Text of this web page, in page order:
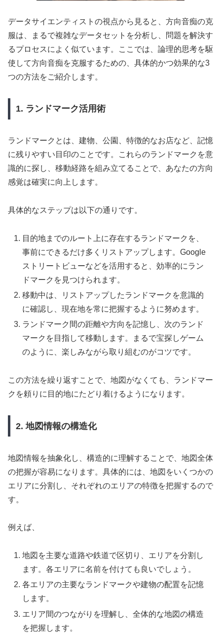
データサイエンティストの視点から見ると、方向音痴の克
服は、まるで複雑なデータセットを分析し、問題を解決す
るプロセスによく似ています。ここでは、論理的思考を駆
使して方向音痴を克服するための、具体的かつ効果的な3
つの方法をご紹介します。
1. ランドマーク活用術
ランドマークとは、建物、公園、特徴的なお店など、記憶
に残りやすい目印のことです。これらのランドマークを意
識的に探し、移動経路を組み立てることで、あなたの方向
感覚は確実に向上します。
具体的なステップは以下の通りです。
目的地までのルート上に存在するランドマークを、
事前にできるだけ多くリストアップします。Google
ストリートビューなどを活用すると、効率的にラン
ドマークを見つけられます。
移動中は、リストアップしたランドマークを意識的
に確認し、現在地を常に把握するように努めます。
ランドマーク間の距離や方向を記憶し、次のランド
マークを目指して移動します。まるで宝探しゲーム
のように、楽しみながら取り組むのがコツです。
この方法を繰り返すことで、地図がなくても、ランドマー
クを頼りに目的地にたどり着けるようになります。
2. 地図情報の構造化
地図情報を抽象化し、構造的に理解することで、地図全体
の把握が容易になります。具体的には、地図をいくつかの
エリアに分割し、それぞれのエリアの特徴を把握するので
す。
例えば、
地図を主要な道路や鉄道で区切り、エリアを分割し
ます。各エリアに名前を付けても良いでしょう。
各エリアの主要なランドマークや建物の配置を記憶
します。
エリア間のつながりを理解し、全体的な地図の構造
を把握します。